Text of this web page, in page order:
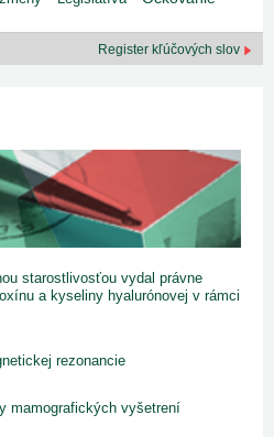
Register kľúčových slov
starostlivosťou vydal právne
a kyseliny hyalurónovej v rámci
rezonancie
mamografických vyšetrení